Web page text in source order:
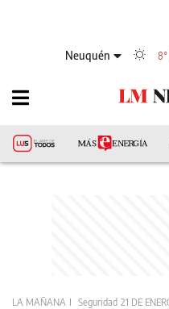
Neuquén 8°
LA MAÑANA Seguridad 21 DE